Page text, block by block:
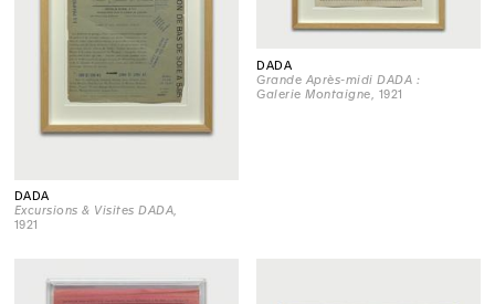
DADA
Excursions & Visites DADA
1921
DADA
Grande Après-midi DADA :
Galerie Montaigne , 1921